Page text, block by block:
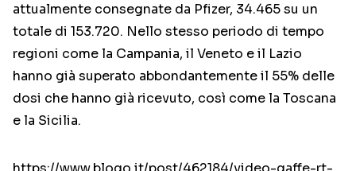
attualmente consegnate da Pfizer, 34.465 su un
totale di 153.720. Nello stesso periodo di tempo
regioni come la Campania, il Veneto e il Lazio
hanno già superato abbondantemente il 55% delle
dosi che hanno già ricevuto, così come la Toscana
e la Sicilia.